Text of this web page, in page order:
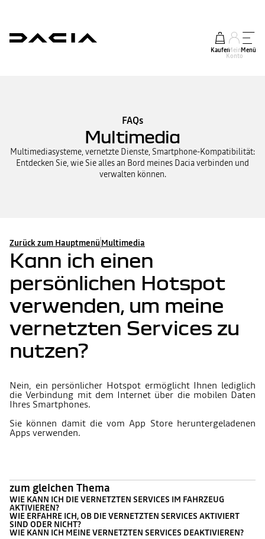
KaufenMein
Konto
Menü
FAQs
Multimedia
Multimediasysteme, vernetzte Dienste, Smartphone-Kompatibilität:
Entdecken Sie, wie Sie alles an Bord meines Dacia verbinden und
verwalten können.
Zurück zum Hauptmenü Multimedia
Kann ich einen
persönlichen Hotspot
verwenden, um meine
vernetzten Services zu
nutzen?
Nein, ein persönlicher Hotspot ermöglicht Ihnen lediglich
die Verbindung mit dem Internet über die mobilen Daten
Ihres Smartphones.
Sie können damit die vom App Store heruntergeladenen
Apps verwenden.
zum gleichen Thema
WIE KANN ICH DIE VERNETZTEN SERVICES IM FAHRZEUG
AKTIVIEREN?
WIE ERFAHRE ICH, OB DIE VERNETZTEN SERVICES AKTIVIERT
SIND ODER NICHT?
WIE KANN ICH MEINE VERNETZTEN SERVICES DEAKTIVIEREN?